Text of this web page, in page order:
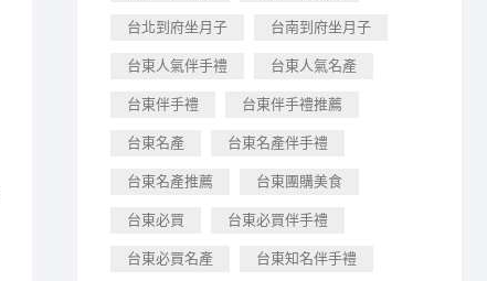
台北到府坐月子 台南到府坐月子
台東人氣伴手禮 台東人氣名產
台東伴手禮 台東伴手禮推薦
台東名產 台東名產伴手禮
台東名產推薦 台東團購美食
台東必買 台東必買伴手禮
台東必買名產 台東知名伴手禮